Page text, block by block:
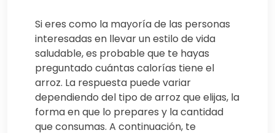
Si eres como la mayoría de las personas
interesadas en llevar un estilo de vida
saludable, es probable que te hayas
preguntado cuántas calorías tiene el
arroz. La respuesta puede variar
dependiendo del tipo de arroz que elijas, la
forma en que lo prepares y la cantidad
que consumas. A continuación, te